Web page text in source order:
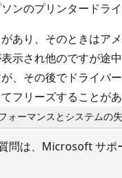
ンのプリンタードラ
あり、そのときはア
示され他のですが
、その後でドライバ
フリーズすることがあ
ーマンスとシステムの
問は、Microsoft サポ